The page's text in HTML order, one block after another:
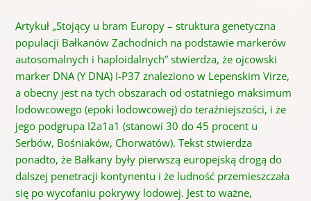
Artykuł „Stojący u bram Europy – struktura genetyczna
populacji Bałkanów Zachodnich na podstawie markerów
autosomalnych i haploidalnych” stwierdza, że ​​ojcowski
marker DNA (Y DNA) I-P37 znaleziono w Lepenskim Virze,
a obecny jest na tych obszarach od ostatniego maksimum
lodowcowego (epoki lodowcowej) do teraźniejszości, i że
jego podgrupa I2a1a1 (stanowi 30 do 45 procent u
Serbów, Bośniaków, Chorwatów). Tekst stwierdza
ponadto, że Bałkany były pierwszą europejską drogą do
dalszej penetracji kontynentu i że ludność przemieszczała
się po wycofaniu pokrywy lodowej. Jest to ważne,